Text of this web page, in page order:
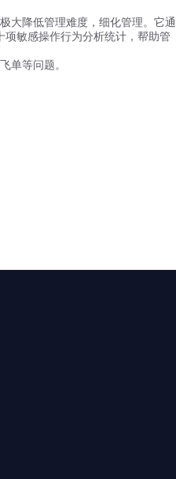
大降低管理难度，细化管理。它通
敏感操作行为分析统计，帮助管
单等问题。